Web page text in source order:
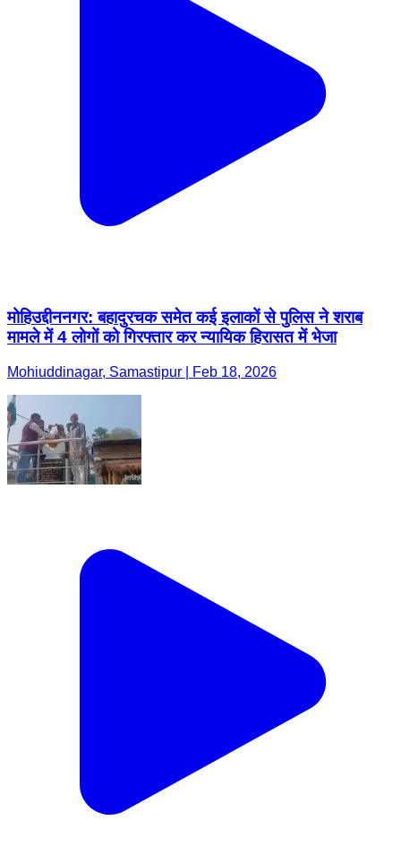
मोहिउद्दीननगर: बहादुरचक समेत कई इलाकों से पुलिस ने शराब
मामले में 4 लोगों को गिरफ्तार कर न्यायिक हिरासत में भेजा
Mohiuddinagar, Samastipur | Feb 18, 2026